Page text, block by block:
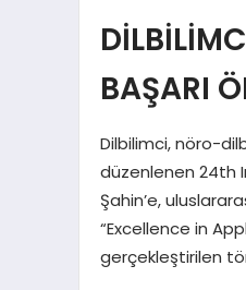
BAŞARI
Dilbilimci, nöro-
düzenlenen 24th
Şahin’e,
“Excellence in
gerçekleştirilen